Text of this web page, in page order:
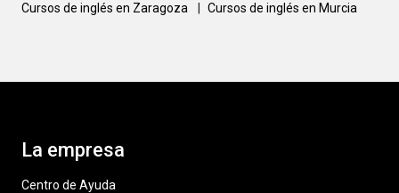
Cursos de inglés en Zaragoza
Cursos de inglés en Murcia
La empresa
Centro de Ayuda